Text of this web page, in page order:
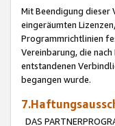
Mit Beendigung dieser
eingeräumten
Programmrichtlinien
Vereinbarung, die
entstandenen
begangen wurde.
DAS